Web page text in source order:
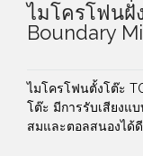
ไมโครโฟนฝั่
Boundary
ไมโครโฟนตั้งโต๊ะ
โต๊ะ มีการรับเสียงแ
สมและตอลสนองได้